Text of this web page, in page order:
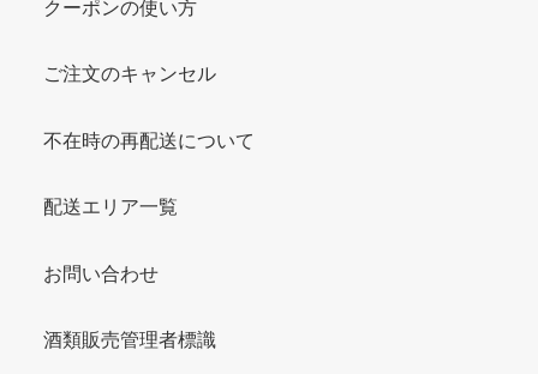
クーポンの使い方
ご注文のキャンセル
不在時の再配送について
配送エリア一覧
お問い合わせ
酒類販売管理者標識